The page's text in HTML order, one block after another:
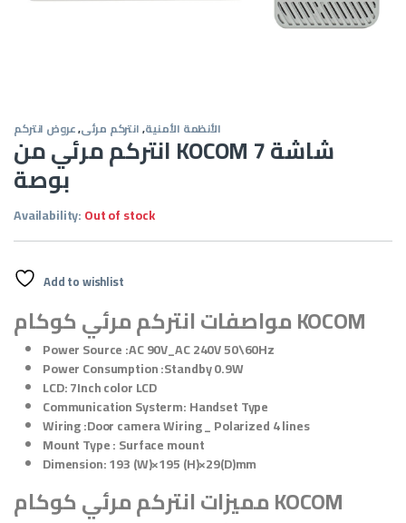
الأنظمة الأمنية,انتركم مرئى,عروض انتركم
انتركم مرئي من KOCOM شاشة 7
بوصة
Availability:Out of stock
Add to wishlist
مواصفات انتركم مرئي كوكام KOCOM
Power Source :AC 90V_AC 240V 50\60Hz
Power Consumption :Standby 0.9W
LCD: 7Inch color LCD
Communication Systerm: Handset Type
Wiring :Door camera Wiring _ Polarized 4 lines
Mount Type : Surface mount
Dimension: 193 (W)×195 (H)×29(D)mm
مميزات انتركم مرئي كوكام KOCOM